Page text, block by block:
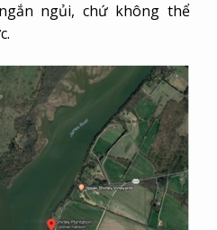
ngủi, chứ không thể